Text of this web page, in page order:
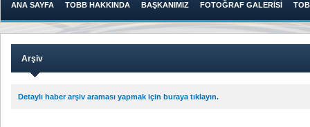
ANA SAYFA TOBB HAKKINDA BAŞKANIMIZ FOTOĞRAF GALERİSİ
Arşiv
Detaylı haber arşiv araması yapmak için buraya tıklayın.